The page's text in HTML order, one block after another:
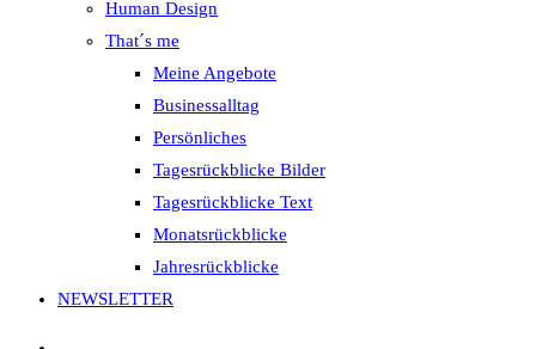
Human Design
That´s me
Meine Angebote
Businessalltag
Persönliches
Tagesrückblicke Bilder
Tagesrückblicke Text
Monatsrückblicke
Jahresrückblicke
NEWSLETTER